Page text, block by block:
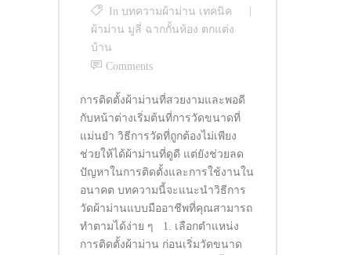
In บทความผ้าม่าน เทคนิค
ผ้าม่าน มูลี่ ฉากกั้นห้อง ตกแต่ง
บ้าน
Comments
การติดตั้งผ้าม่านที่สวยงามและพอดี
กับหน้าต่างเริ่มต้นที่การวัดขนาดที่
แม่นยำ วิธีการวัดที่ถูกต้องไม่เพียง
ช่วยให้ได้ผ้าม่านที่ดูดี แต่ยังช่วยลด
ปัญหาในการติดตั้งและการใช้งานใน
อนาคต บทความนี้จะแนะนำวิธีการ
วัดผ้าม่านแบบมืออาชีพที่คุณสามารถ
ทำตามได้ง่าย ๆ 1. เลือกตำแหน่ง
การติดตั้งผ้าม่าน ก่อนเริ่มวัดขนาด